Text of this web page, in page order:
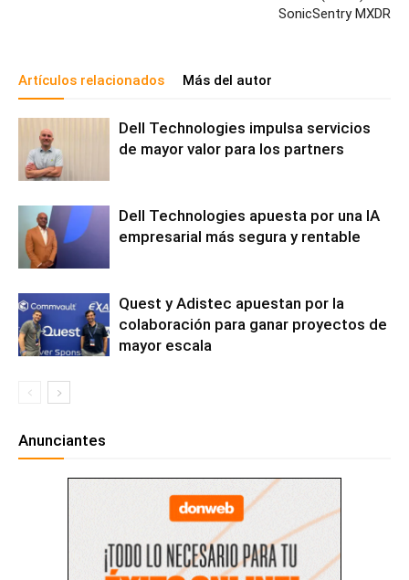
SonicSentry MXDR
Artículos relacionados Más del autor
Dell Technologies impulsa servicios
de mayor valor para los partners
Dell Technologies apuesta por una IA
empresarial más segura y rentable
Quest y Adistec apuestan por la
colaboración para ganar proyectos de
mayor escala
Anunciantes